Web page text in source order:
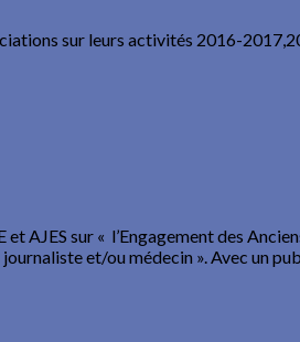
sur leurs activités 2016-
AJES sur « l’Engagement des
et/ou médecin ». Avec un